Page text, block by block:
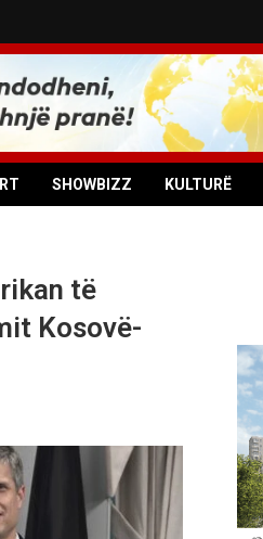
SHOWBIZZ KULTURË
të
Kosovë-